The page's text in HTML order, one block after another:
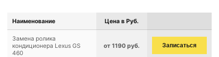
Наименование Цена в Руб.
Замена ролика
кондиционера Lexus GS
460
от 1190 руб. Записаться